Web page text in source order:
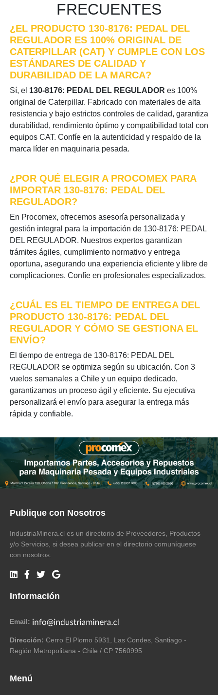
FRECUENTES
¿EL PRODUCTO 130-8176: PEDAL DEL
REGULADOR ES 100% ORIGINAL DE
CATERPILLAR (CAT) Y CUMPLE CON LOS
ESTÁNDARES DE CALIDAD Y
DURABILIDAD DE LA MARCA?
Sí, el 130-8176: PEDAL DEL REGULADOR es 100%
original de Caterpillar. Fabricado con materiales de alta
resistencia y bajo estrictos controles de calidad, garantiza
durabilidad, rendimiento óptimo y compatibilidad total con
equipos CAT. Confíe en la autenticidad y respaldo de la
marca líder en maquinaria pesada.
¿POR QUÉ ELEGIR A PROCOMEX PARA
IMPORTAR 130-8176: PEDAL DEL
REGULADOR?
En Procomex, ofrecemos asesoría personalizada y
gestión integral para la importación de 130-8176: PEDAL
DEL REGULADOR. Nuestros expertos garantizan
trámites ágiles, cumplimiento normativo y entrega
oportuna, asegurando una experiencia eficiente y libre de
complicaciones. Confíe en profesionales especializados.
¿CUÁL ES EL TIEMPO DE ENTREGA DEL
PRODUCTO 130-8176: PEDAL DEL
REGULADOR Y CÓMO SE GESTIONA EL
ENVÍO?
El tiempo de entrega de 130-8176: PEDAL DEL
REGULADOR se optimiza según su ubicación. Con 3
vuelos semanales a Chile y un equipo dedicado,
garantizamos un proceso ágil y eficiente. Su ejecutiva
personalizará el envío para asegurar la entrega más
rápida y confiable.
Publique con Nosotros
IndustriaMinera.cl es un directorio de Proveedores, Productos
y/o Servicios, si desea publicar en el directorio comuníquese
con nosotros.
Información
Email:
Dirección: Cerro El Plomo 5931, Las Condes, Santiago -
Región Metropolitana - Chile / CP 7560995
Menú